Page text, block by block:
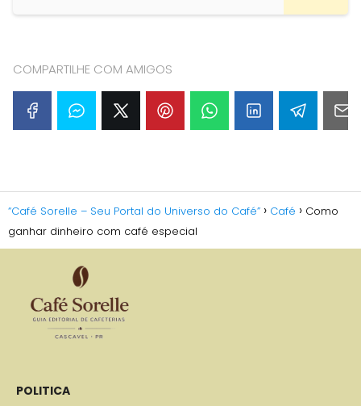
COMPARTILHE COM AMIGOS
“Café Sorelle – Seu Portal do Universo do Café” Café
Como
ganhar dinheiro com café especial
POLITICA